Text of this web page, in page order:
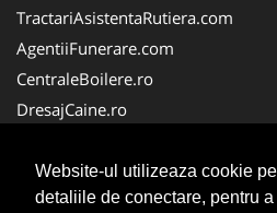
Website-ul utilizeaza cookie
detaliile de conectare, pentru
TractariAsistentaRutiera.com
AgentiiFunerare.com
CentraleBoilere.ro
DresajCaine.ro
Alpinist-Utilitar.com
Birouri-Cadastru.ro